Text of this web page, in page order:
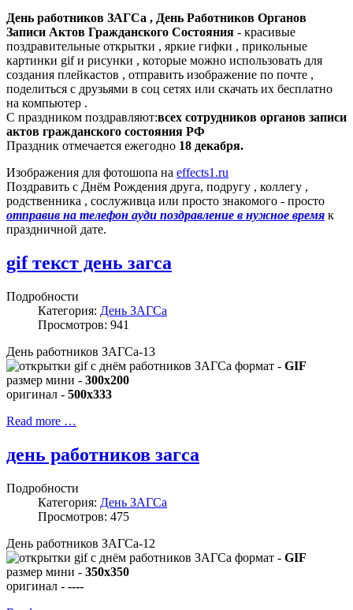
День работников ЗАГСа , День Работников Органов
Записи Актов Гражданского Состояния - красивые
поздравительные открытки , яркие гифки , прикольные
картинки gif и рисунки , которые можно использовать для
создания плейкастов , отправить изображение по почте ,
поделиться с друзьями в соц сетях или скачать их бесплатно
на компьютер .
С праздником поздравляют:всех сотрудников органов записи
актов гражданского состояния РФ
Праздник отмечается ежегодно 18 декабря.
Изображения для фотошопа на effects1.ru
Поздравить с Днём Рождения друга, подругу , коллегу ,
родственника , сослуживца или просто знакомого - просто
отправив на телефон ауди поздравление в нужное время к
праздничной дате.
gif текст день загса
Подробности
Категория: День ЗАГСа
Просмотров: 941
День работников ЗАГСа-13
формат - GIF
размер мини - 300x200
оригинал - 500x333
Read more …
день работников загса
Подробности
Категория: День ЗАГСа
Просмотров: 475
День работников ЗАГСа-12
формат - GIF
размер мини - 350x350
оригинал - ----